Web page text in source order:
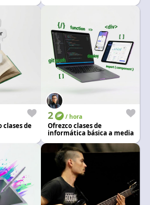
clases de
2 / hora
Ofrezco clases de
informática básica a media